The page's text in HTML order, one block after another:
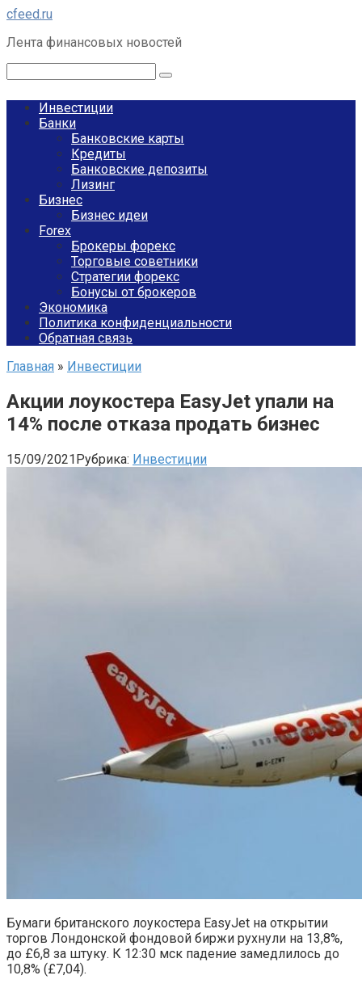
Перейти
контенту
cfeed.ru
Лента финансовых новостей
Инвестиции
Банки
Банковские карты
Кредиты
Банковские депозиты
Лизинг
Бизнес
Бизнес идеи
Forex
Брокеры форекс
Торговые советники
Стратегии форекс
Бонусы от брокеров
Экономика
Политика конфиденциальности
Обратная связь
Главная » Инвестиции
Акции лоукостера EasyJet упали на
14% после отказа продать бизнес
15/09/2021Рубрика: Инвестиции
Бумаги британского лоукостера EasyJet на открытии
торгов Лондонской фондовой биржи рухнули на 13,8%,
до £6,8 за штуку. К 12:30 мск падение замедлилось до
10,8% (£7,04).